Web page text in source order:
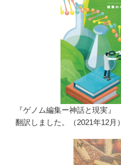
『ゲノム編集ー神話と現実』
翻訳しました。（2021年12月）